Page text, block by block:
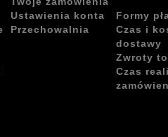
Ustawienia konta
Przechowalnia
Formy
Czas i
dostawy
Zwroty
Czas